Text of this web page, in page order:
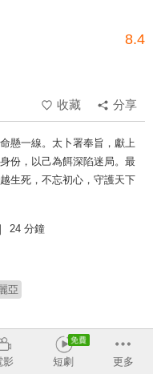
8.4
收藏
分享
懸一線。太卜署奉旨，獻上
份，以己為餌深陷迷局。最
生死，不忘初心，守護天下
24 分鐘
亞
影 短劇 更多